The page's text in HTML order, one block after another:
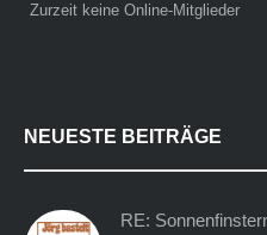
Zurzeit keine Online-Mitglieder
NEUESTE BEITRÄGE
RE: